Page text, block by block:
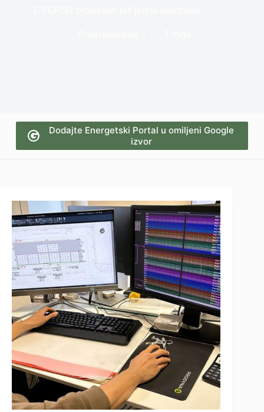
Dodajte Energetski Portal u omiljeni Google
izvor